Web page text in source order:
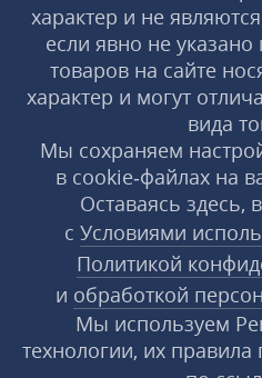
характер и не
если явно не
товаров на сайте
характер и могут
вида
Мы сохраняем
в cookie‑файлах на
Оставаясь здесь,
с Условиями
Политикой
и обработкой
Мы используем
технологии, их